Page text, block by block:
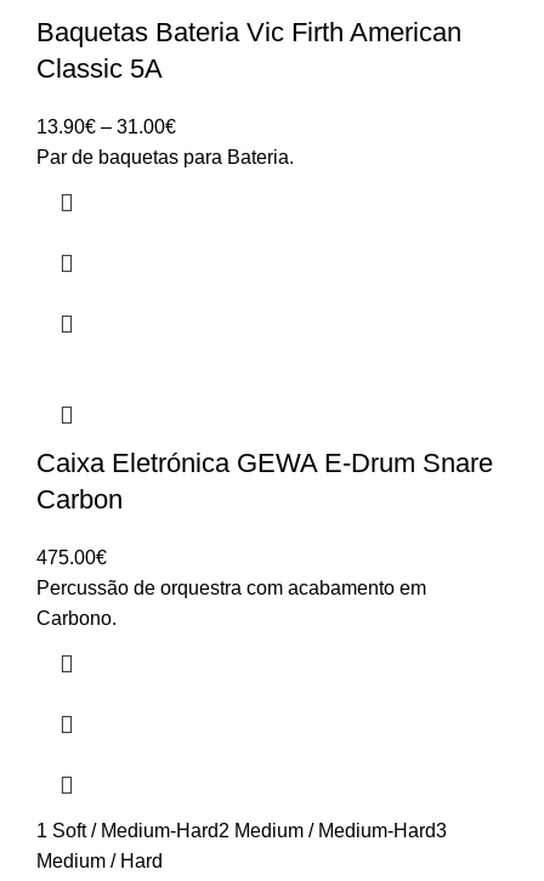
Baquetas Bateria Vic Firth American
Classic 5A
13.90€ – 31.00€Price
range:
Par de baquetas para Bateria.
Caixa Eletrónica GEWA E-Drum Snare
Carbon
475.00€
Percussão de orquestra com acabamento em
Carbono.
1 Soft / Medium-Hard2 Medium / Medium-Hard3
Medium / Hard